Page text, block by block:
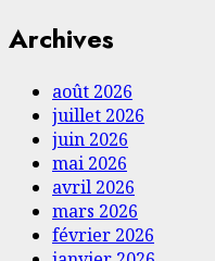
Archives
août 2026
juillet 2026
juin 2026
mai 2026
avril 2026
mars 2026
février 2026